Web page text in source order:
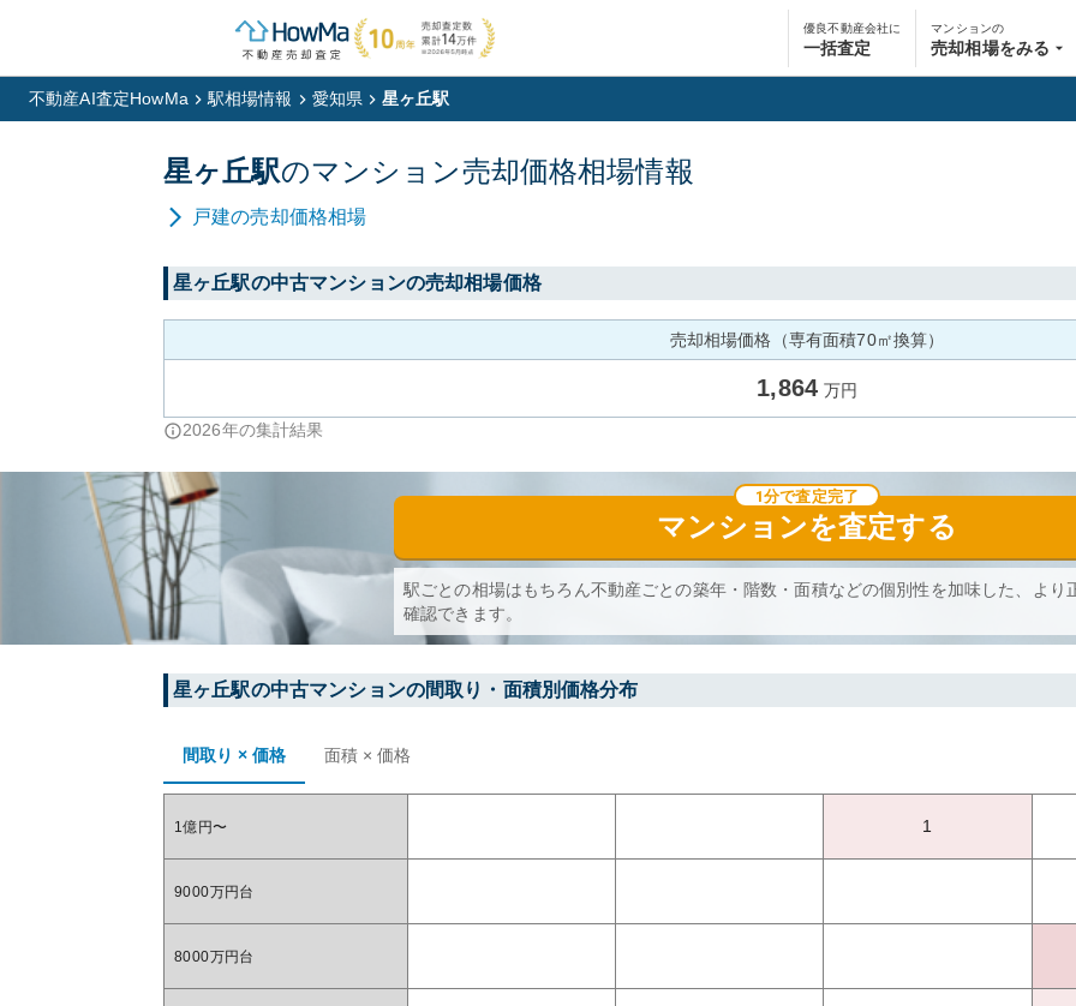
優良不動産会社に
一括査定
マンションの
売却相場をみる
不動産AI査定HowMa 駅相場情報 愛知県 星ヶ丘駅
星ヶ丘駅のマンション売却価格相場情報
戸建の売却価格相場
星ヶ丘駅の中古マンションの売却相場価格
売却相場価格（専有面積70㎡換算）
1,864 万円
2026年の集計結果
マンションを査定する
1分で査定完了
駅ごとの相場はもちろん不動産ごとの築年・階数・面積などの個別性を加味した、より
確認できます。
星ヶ丘駅の中古マンションの間取り・面積別価格分布
間取り × 価格 面積 × 価格
1億円〜 1
9000万円台
8000万円台